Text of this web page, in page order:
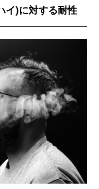
イ)に対する耐性